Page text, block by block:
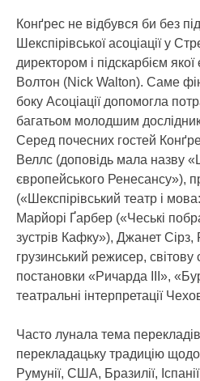
Конґрес не відбувся би без
Шекспірівської асоціації у
директором і підскарбієм
Волтон (Nick Walton). Саме
боку Асоціації допомогла
багатьом молодшим
Серед почесних гостей
Веллс (доповідь мала назву
європейського Ренесансу»),
(«Шекспірівський театр і
Марйорі Ґарбер («Чеські
зустрів Кафку»), Джанет
грузинський режисер,
постановки «Ричарда ІІІ»,
театральні інтерпретації
Часто лунала тема
перекладацьку традицію щодо
Румунії, США, Бразилії,